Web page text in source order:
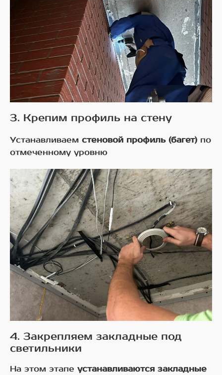
3. Крепим профиль на стену
Устанавливаем стеновой профиль (багет) по
отмеченному уровню
4. Закрепляем закладные под
светильники
На этом этапе устанавливаются закладные